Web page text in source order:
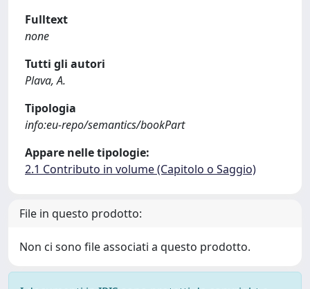
Fulltext
none
Tutti gli autori
Plava, A.
Tipologia
info:eu-repo/semantics/bookPart
Appare nelle tipologie:
2.1 Contributo in volume (Capitolo o Saggio)
File in questo prodotto:
Non ci sono file associati a questo prodotto.